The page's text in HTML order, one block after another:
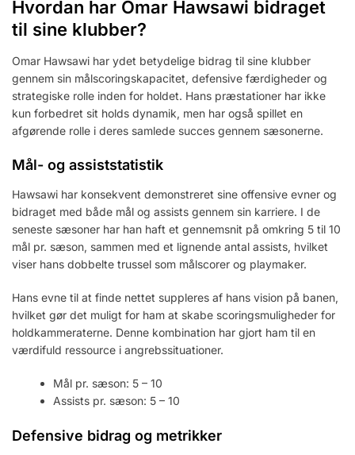
Hvordan har Omar Hawsawi bidraget
til sine klubber?
Omar Hawsawi har ydet betydelige bidrag til sine klubber
gennem sin målscoringskapacitet, defensive færdigheder og
strategiske rolle inden for holdet. Hans præstationer har ikke
kun forbedret sit holds dynamik, men har også spillet en
afgørende rolle i deres samlede succes gennem sæsonerne.
Mål- og assiststatistik
Hawsawi har konsekvent demonstreret sine offensive evner og
bidraget med både mål og assists gennem sin karriere. I de
seneste sæsoner har han haft et gennemsnit på omkring 5 til 10
mål pr. sæson, sammen med et lignende antal assists, hvilket
viser hans dobbelte trussel som målscorer og playmaker.
Hans evne til at finde nettet suppleres af hans vision på banen,
hvilket gør det muligt for ham at skabe scoringsmuligheder for
holdkammeraterne. Denne kombination har gjort ham til en
værdifuld ressource i angrebssituationer.
Mål pr. sæson: 5 – 10
Assists pr. sæson: 5 – 10
Defensive bidrag og metrikker